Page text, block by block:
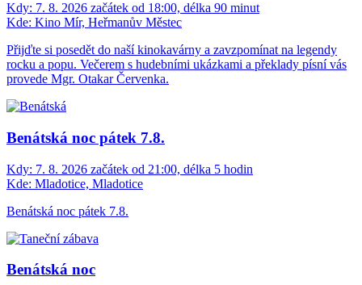
Kdy: 7. 8. 2026 začátek od 18:00, délka 90 minut
Kde: Kino Mír, Heřmanův Městec
Přijďte si posedět do naší kinokavárny a zavzpomínat na legendy
rocku a popu. Večerem s hudebními ukázkami a překlady písní vás
provede Mgr. Otakar Červenka.
Benátská noc pátek 7.8.
Kdy: 7. 8. 2026 začátek od 21:00, délka 5 hodin
Kde: Mladotice, Mladotice
Benátská noc pátek 7.8.
Benátská noc